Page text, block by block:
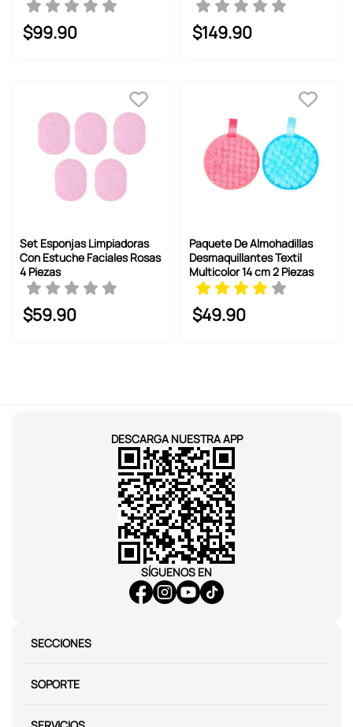
$99.90 $149.90
Set Esponjas Limpiadoras
Con Estuche Faciales Rosas
4 Piezas
$59.90
Paquete De Almohadillas
Desmaquillantes Textil
Multicolor 14 cm 2 Piezas
$49.90
DESCARGA NUESTRA APP
SÍGUENOS EN
SECCIONES
SOPORTE